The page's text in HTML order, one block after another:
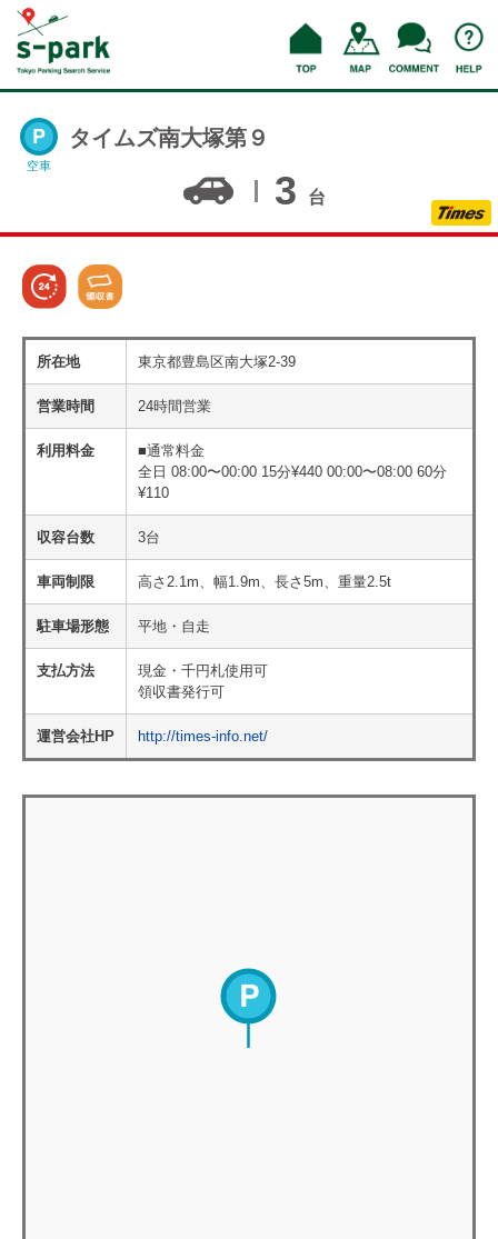
空車
タイムズ南大塚第９
3 台
所在地 東京都豊島区南大塚2-39
営業時間 24時間営業
利用料金
■通常料金
全日 08:00〜00:00 15分¥440 00:00〜08:00 60分
¥110
収容台数 3台
車両制限 高さ2.1m、幅1.9m、長さ5m、重量2.5t
駐車場形態 平地・自走
支払方法
現金・千円札使用可
領収書発行可
運営会社HP http://times-info.net/